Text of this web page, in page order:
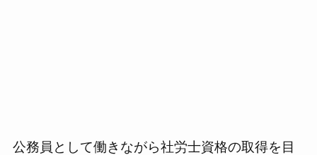
公務員として働きながら社労士資格の取得を目